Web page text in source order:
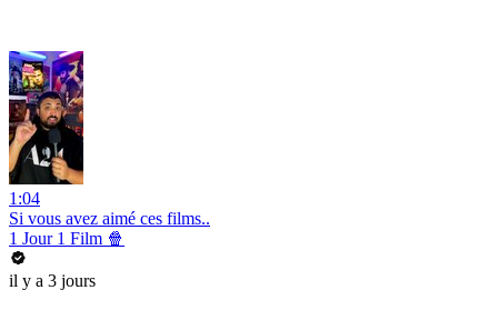
1:04
Si vous avez aimé ces films..
1 Jour 1 Film 🍿
il y a 3 jours